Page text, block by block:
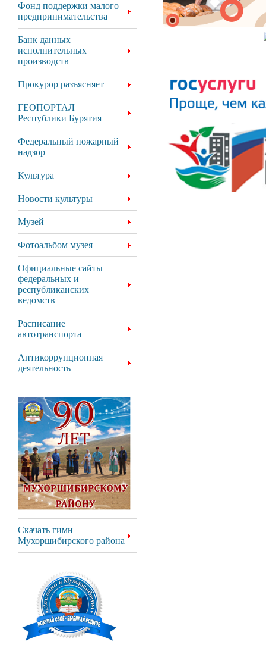
Фонд поддержки малого
предпринимательства
Банк данных
исполнительных
производств
Прокурор разъясняет
ГЕОПОРТАЛ
Республики Бурятия
Федеральный пожарный
надзор
Культура
Новости культуры
Музей
Фотоальбом музея
Официальные сайты
федеральных и
республиканских
ведомств
Расписание
автотранспорта
Антикоррупционная
деятельность
Скачать гимн
Мухоршибирского района